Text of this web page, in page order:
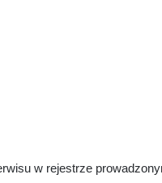
w rejestrze